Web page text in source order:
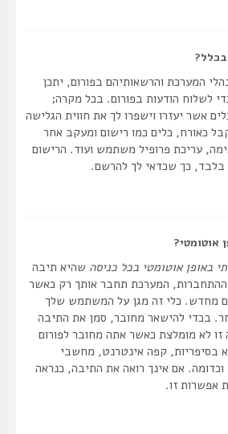
והרשאותיהם בפורום, יתכן
הודעות בפורום. בכל מקרה;
יעזרו וישפרו לך את חווית הגלישה
כלים כמו רישום ומעקב אחר
פרופיל משתמש ועוד. הרישום
כך שכדאי לך להרשם.
אוטומטי בכל כניסהשהיא תיבה
המערכת תחבר אותך רק כאשר
כלי זה מגן על המשתמש שלך
להישאר מחובר, סמן את התיבה
מומלצת כאשר אתה מחובר לפורום
קפה אינטרנט, מחשבי
אם אינך רואה את התיבה, כנראה
זו.